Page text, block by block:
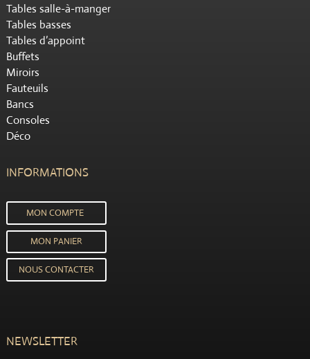
Tables salle-à-manger
Tables basses
Tables d’appoint
Buffets
Miroirs
Fauteuils
Bancs
Consoles
Déco
INFORMATIONS
MON COMPTE
MON PANIER
NOUS CONTACTER
NEWSLETTER